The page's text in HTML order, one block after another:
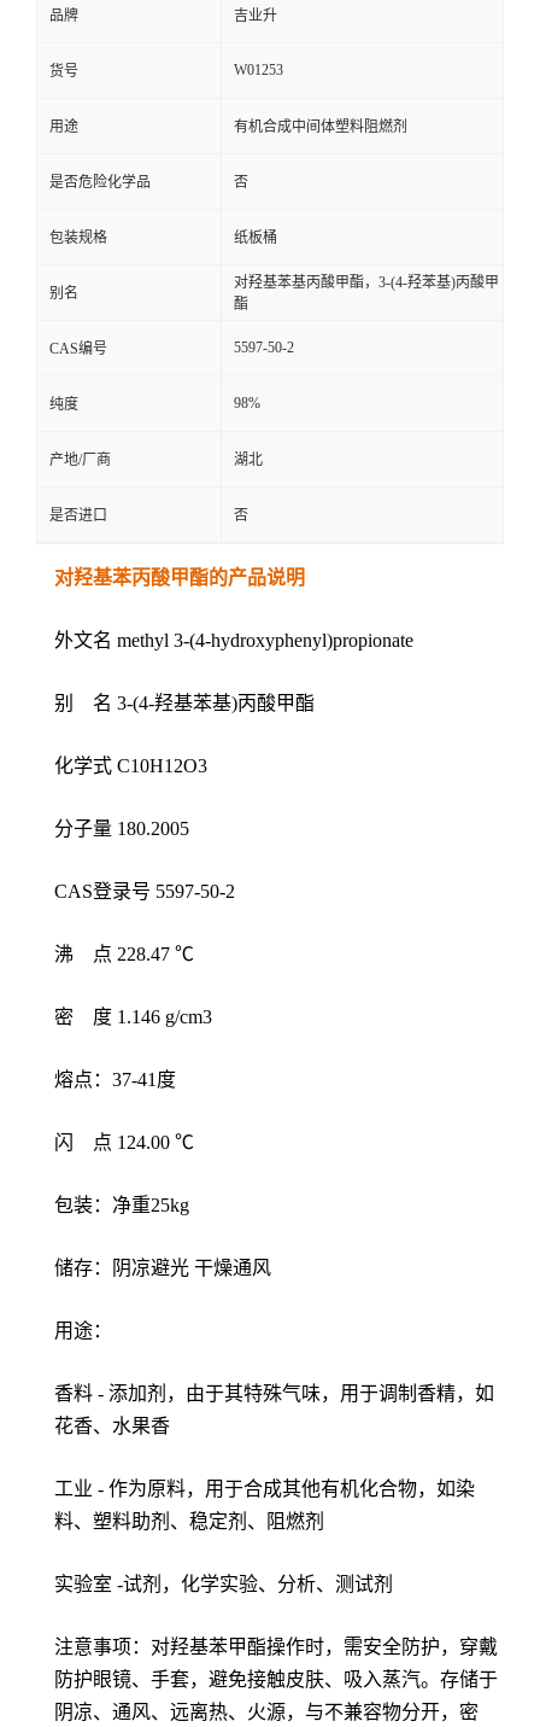
品牌 吉业升
货号 W01253
用途 有机合成中间体塑料阻燃剂
是否危险化学品 否
包装规格 纸板桶
别名
对羟基苯基丙酸甲酯，3-(4-羟苯基)丙酸甲
酯
CAS编号 5597-50-2
纯度 98%
产地/厂商 湖北
是否进口 否
对羟基苯丙酸甲酯的产品说明
外文名 methyl 3-(4-hydroxyphenyl)propionate
别 名 3-(4-羟基苯基)丙酸甲酯
化学式 C10H12O3
分子量 180.2005
CAS登录号 5597-50-2
沸 点 228.47 ℃
密 度 1.146 g/cm3
熔点：37-41度
闪 点 124.00 ℃
包装：净重25kg
储存：阴凉避光 干燥通风
用途：
香料 - 添加剂，由于其特殊气味，用于调制香精，如
花香、水果香
工业 - 作为原料，用于合成其他有机化合物，如染
料、塑料助剂、稳定剂、阻燃剂
实验室 -试剂，化学实验、分析、测试剂
注意事项：对羟基苯甲酯操作时，需安全防护，穿戴
防护眼镜、手套，避免接触皮肤、吸入蒸汽。存储于
阴凉、通风、远离热、火源，与不兼容物分开，密